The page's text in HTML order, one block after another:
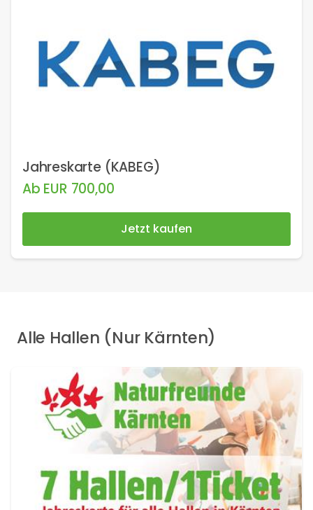
Jahreskarte (KABEG)
Ab EUR 700,00
Jetzt kaufen
Alle Hallen (Nur Kärnten)